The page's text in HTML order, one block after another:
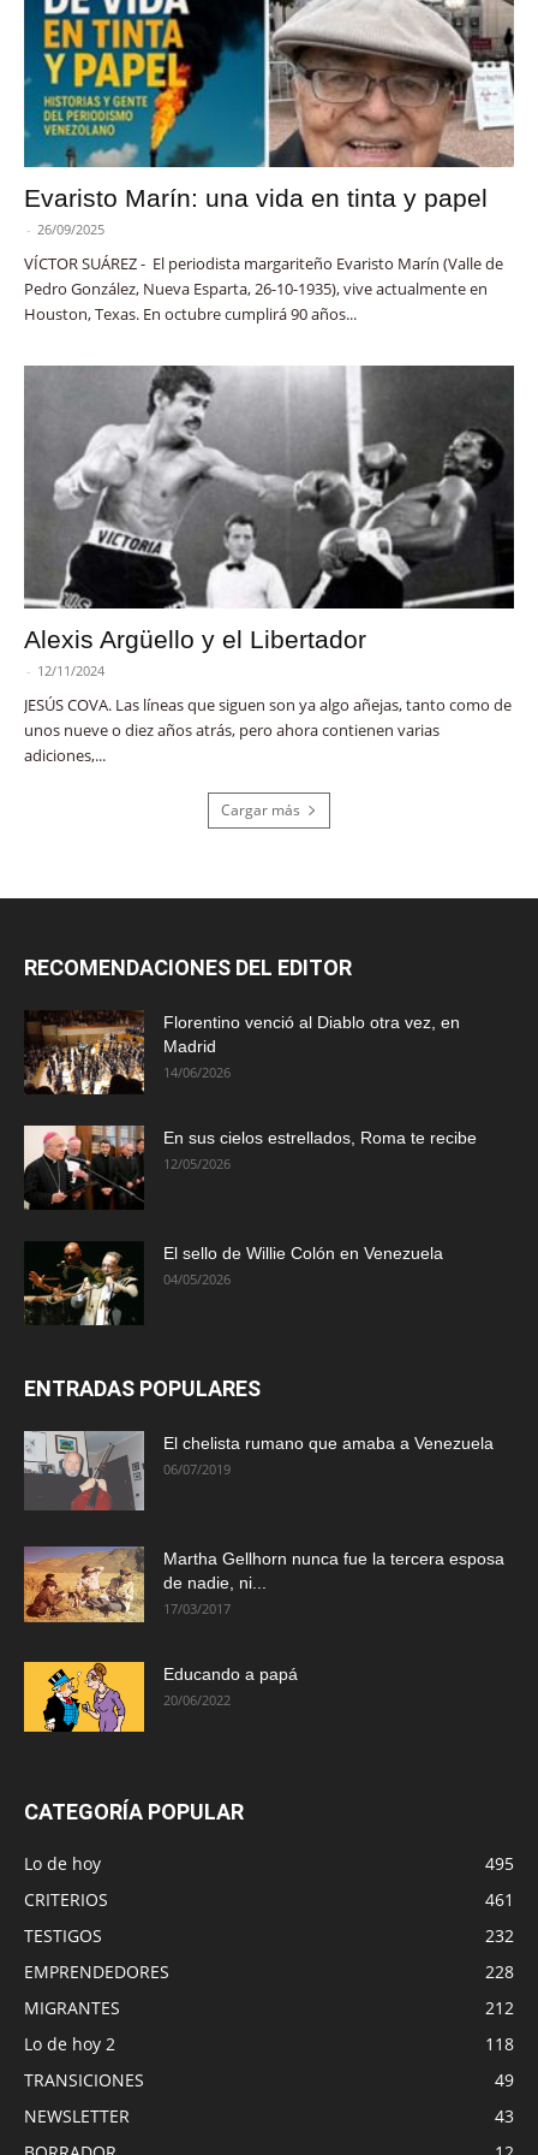
Evaristo Marín: una vida en tinta y papel
- 26/09/2025
VÍCTOR SUÁREZ - El periodista margariteño Evaristo Marín (Valle de
Pedro González, Nueva Esparta, 26-10-1935), vive actualmente en
Houston, Texas. En octubre cumplirá 90 años...
Alexis Argüello y el Libertador
- 12/11/2024
JESÚS COVA. Las líneas que siguen son ya algo añejas, tanto como de
unos nueve o diez años atrás, pero ahora contienen varias
adiciones,...
Cargar más
RECOMENDACIONES DEL EDITOR
Florentino venció al Diablo otra vez, en
Madrid
14/06/2026
En sus cielos estrellados, Roma te recibe
12/05/2026
El sello de Willie Colón en Venezuela
04/05/2026
ENTRADAS POPULARES
El chelista rumano que amaba a Venezuela
06/07/2019
Martha Gellhorn nunca fue la tercera esposa
de nadie, ni...
17/03/2017
Educando a papá
20/06/2022
CATEGORÍA POPULAR
Lo de hoy
495
CRITERIOS
461
TESTIGOS
232
EMPRENDEDORES
228
MIGRANTES
212
Lo de hoy 2
118
TRANSICIONES
49
NEWSLETTER
43